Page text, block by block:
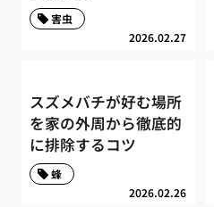
2026.02.27
害虫
スズメバチが好む場所
を家の外周から徹底的
に排除するコツ
2026.02.26
蜂